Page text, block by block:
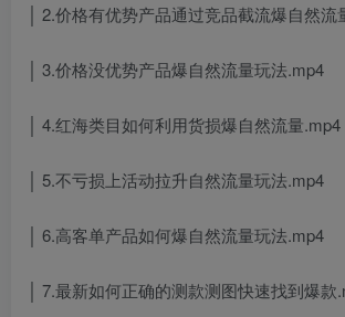
│ 2.价格有优势产品通过竞品截流爆自然流
│ 3.价格没优势产品爆自然流量玩法.mp4
│ 4.红海类目如何利用货损爆自然流量.mp4
│ 5.不亏损上活动拉升自然流量玩法.mp4
│ 6.高客单产品如何爆自然流量玩法.mp4
│ 7.最新如何正确的测款测图快速找到爆款